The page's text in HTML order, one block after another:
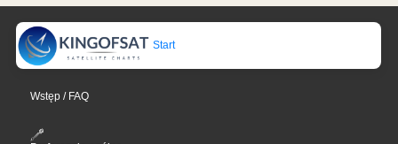
Start
Wstęp / FAQ